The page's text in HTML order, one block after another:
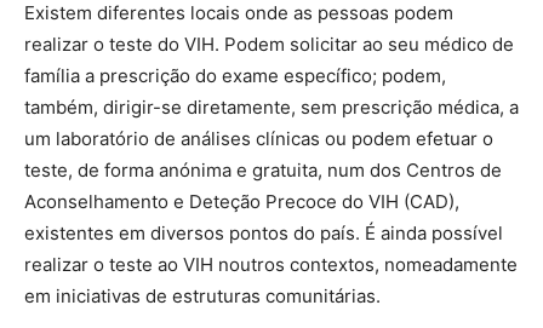
Existem diferentes locais onde as pessoas podem
realizar o teste do VIH. Podem solicitar ao seu médico de
família a prescrição do exame específico; podem,
também, dirigir-se diretamente, sem prescrição médica, a
um laboratório de análises clínicas ou podem efetuar o
teste, de forma anónima e gratuita, num dos Centros de
Aconselhamento e Deteção Precoce do VIH (CAD),
existentes em diversos pontos do país. É ainda possível
realizar o teste ao VIH noutros contextos, nomeadamente
em iniciativas de estruturas comunitárias.